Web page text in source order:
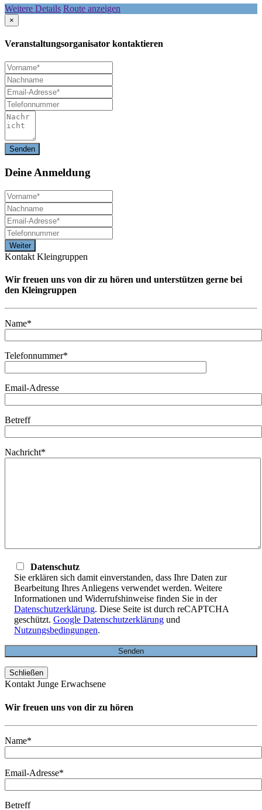
Weitere Details Route anzeigen
×
Veranstaltungsorganisator kontaktieren
Deine Anmeldung
Kontakt Kleingruppen
Wir freuen uns von dir zu hören und unterstützen gerne bei
den Kleingruppen
Name*
Telefonnummer*
Email-Adresse
Betreff
Nachricht*
Datenschutz
Sie erklären sich damit einverstanden, dass Ihre Daten zur
Bearbeitung Ihres Anliegens verwendet werden. Weitere
Informationen und Widerrufshinweise finden Sie in der
Datenschutzerklärung. Diese Seite ist durch reCAPTCHA
geschützt. Google Datenschutzerklärung und
Nutzungsbedingungen.
Schließen
Kontakt Junge Erwachsene
Wir freuen uns von dir zu hören
Name*
Email-Adresse*
Betreff